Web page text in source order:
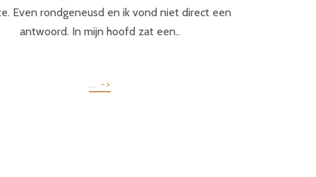
Even rondgeneusd en ik vond niet direct een
antwoord. In mijn hoofd zat een..
... ->